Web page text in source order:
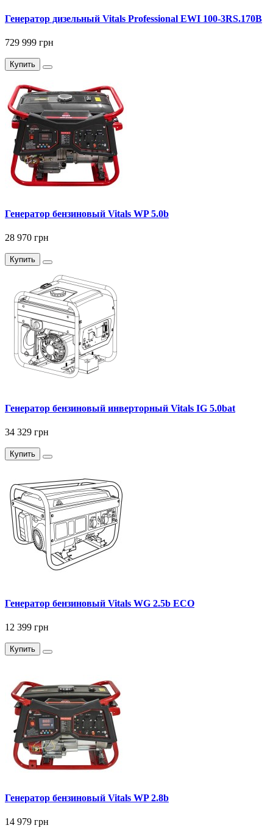
Генератор дизельный Vitals Professional EWI 100-3RS.170B
729 999 грн
Купить
Генератор бензиновый Vitals WP 5.0b
28 970 грн
Купить
Генератор бензиновый инверторный Vitals IG 5.0bat
34 329 грн
Купить
Генератор бензиновый Vitals WG 2.5b ECO
12 399 грн
Купить
Генератор бензиновый Vitals WP 2.8b
14 979 грн